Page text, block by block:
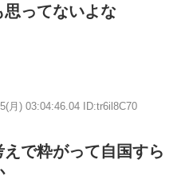
思ってないよな
月) 03:04:46.04 ID:tr6il8C70
で粋がって自国すら